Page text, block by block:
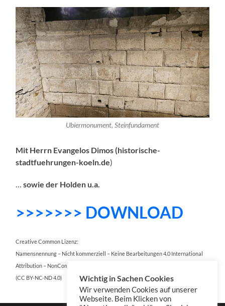
Ubiermonument, Steinfundament
Mit Herrn Evangelos Dimos (historische-
stadtfuehrungen-koeln.de)
…sowie der Holden u.a.
>>>>>>> DOWNLOAD
Creative Common Lizenz:
Namensnennung – Nicht kommerziell – Keine Bearbeitungen 4.0 International
Attribution – NonCommercial – NoDerivatives 4.0 International
(CC BY-NC-ND 4.0)
Wichtig in Sachen Cookies
Wir verwenden Cookies auf unserer
Webseite. Beim Klicken von